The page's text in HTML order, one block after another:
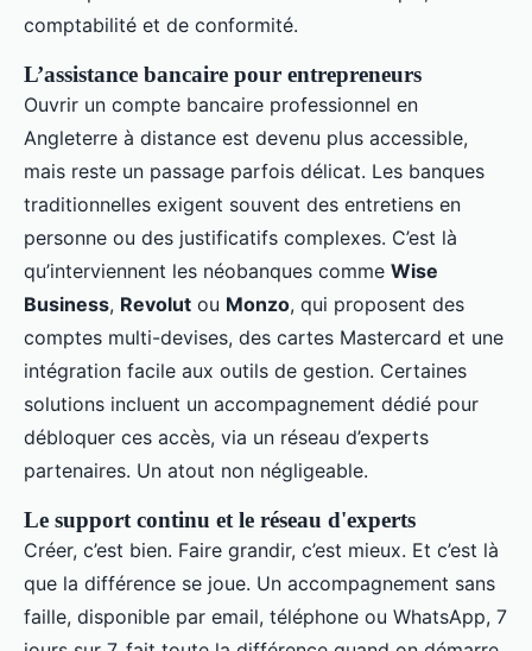
comptabilité et de conformité.
L’assistance bancaire pour entrepreneurs
Ouvrir un compte bancaire professionnel en
Angleterre à distance est devenu plus accessible,
mais reste un passage parfois délicat. Les banques
traditionnelles exigent souvent des entretiens en
personne ou des justificatifs complexes. C’est là
qu’interviennent les néobanques comme Wise
Business, Revolut ou Monzo, qui proposent des
comptes multi-devises, des cartes Mastercard et une
intégration facile aux outils de gestion. Certaines
solutions incluent un accompagnement dédié pour
débloquer ces accès, via un réseau d’experts
partenaires. Un atout non négligeable.
Le support continu et le réseau d'experts
Créer, c’est bien. Faire grandir, c’est mieux. Et c’est là
que la différence se joue. Un accompagnement sans
faille, disponible par email, téléphone ou WhatsApp, 7